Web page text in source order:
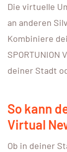
Die virtuelle
an anderen
Kombiniere
SPORTUNION
deiner Stadt
So kann
Virtual
Ob in deiner